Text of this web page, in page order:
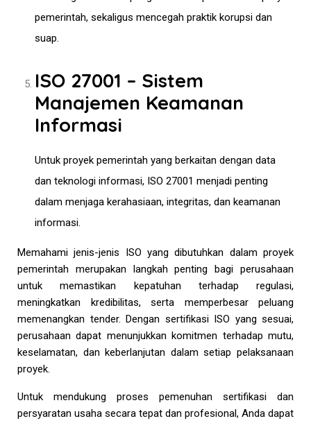
pemerintah, sekaligus mencegah praktik korupsi dan
suap.
ISO 27001 – Sistem
Manajemen Keamanan
Informasi
Untuk proyek pemerintah yang berkaitan dengan data
dan teknologi informasi, ISO 27001 menjadi penting
dalam menjaga kerahasiaan, integritas, dan keamanan
informasi.
Memahami jenis-jenis ISO yang dibutuhkan dalam proyek
pemerintah merupakan langkah penting bagi perusahaan
untuk memastikan kepatuhan terhadap regulasi,
meningkatkan kredibilitas, serta memperbesar peluang
memenangkan tender. Dengan sertifikasi ISO yang sesuai,
perusahaan dapat menunjukkan komitmen terhadap mutu,
keselamatan, dan keberlanjutan dalam setiap pelaksanaan
proyek.
Untuk mendukung proses pemenuhan sertifikasi dan
persyaratan usaha secara tepat dan profesional, Anda dapat